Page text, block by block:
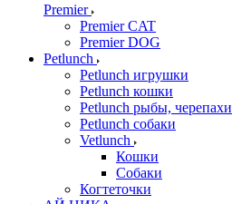
Premier
Premier CAT
Premier DOG
Petlunch
Petlunch игрушки
Petlunch кошки
Petlunch рыбы, черепахи
Petlunch собаки
Vetlunch
Кошки
Собаки
Когтеточки